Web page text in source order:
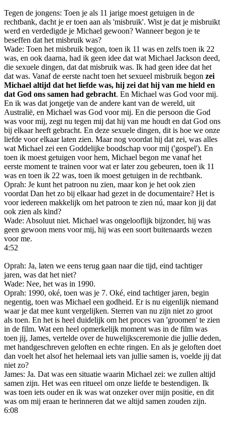
Tegen de jongens: Toen je als 11 jarige moest getuigen in de
rechtbank, dacht je er toen aan als 'misbruik'. Wist je dat je misbruikt
werd en verdedigde je Michael gewoon? Wanneer begon je te
beseffen dat het misbruik was?
Wade: Toen het misbruik begon, toen ik 11 was en zelfs toen ik 22
was, en ook daarna, had ik geen idee dat wat Michael Jackson deed,
die sexuele dingen, dat dat misbruik was. Ik had geen idee dat het
dat was. Vanaf de eerste nacht toen het sexueel misbruik begon zei
Michael altijd dat het liefde was, hij zei dat hij van me hield en
dat God ons samen had gebracht. En Michael was God voor mij.
En ik was dat jongetje van de andere kant van de wereld, uit
Australië, en Michael was God voor mij. En die persoon die God
was voor mij, zegt nu tegen mij dat hij van me houdt en dat God ons
bij elkaar heeft gebracht. En deze sexuele dingen, dit is hoe we onze
liefde voor elkaar laten zien. Maar nog voordat hij dat zei, was alles
wat Michael zei een Goddelijke boodschap voor mij ('gospel'). En
toen ik moest getuigen voor hem, Michael begon me vanaf het
eerste moment te trainen voor wat er later zou gebeuren, toen ik 11
was en toen ik 22 was, toen ik moest getuigen in de rechtbank.
Oprah: Je kunt het patroon nu zien, maar kon je het ook zien
voordat Dan het zo bij elkaar had gezet in de documentaire? Het is
voor iedereen makkelijk om het patroon te zien nú, maar kon jij dat
ook zien als kind?
Wade: Absoluut niet. Michael was ongelooflijk bijzonder, hij was
geen gewoon mens voor mij, hij was een soort buitenaards wezen
voor me.
4:52
Oprah: Ja, laten we eens terug gaan naar die tijd, eind tachtiger
jaren, was dat het niet?
Wade: Nee, het was in 1990.
Oprah: 1990, oké, toen was je 7. Oké, eind tachtiger jaren, begin
negentig, toen was Michael een godheid. Er is nu eigenlijk niemand
waar je dat mee kunt vergelijken. Sterren van nu zijn niet zo groot
als toen. En het is heel duidelijk om het proces van 'groomen' te zien
in de film. Wat een heel opmerkelijk moment was in de film was
toen jij, James, vertelde over de huwelijksceremonie die jullie deden,
met handgeschreven geloften en echte ringen. En als je geloften doet
dan voelt het alsof het helemaal iets van jullie samen is, voelde jij dat
niet zo?
James: Ja. Dat was een situatie waarin Michael zei: we zullen altijd
samen zijn. Het was een ritueel om onze liefde te bestendigen. Ik
was toen iets ouder en ik was wat onzeker over mijn positie, en dit
was om mij eraan te herinneren dat we altijd samen zouden zijn.
6:08